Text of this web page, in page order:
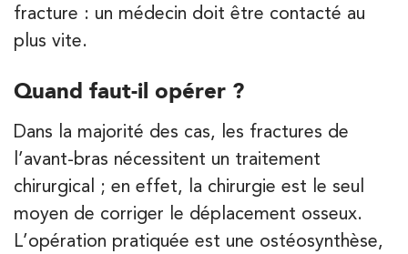
fracture : un médecin doit être contacté au
plus vite.
Quand faut-il opérer ?
Dans la majorité des cas, les fractures de
l’avant-bras nécessitent un traitement
chirurgical ; en effet, la chirurgie est le seul
moyen de corriger le déplacement osseux.
L’opération pratiquée est une ostéosynthèse,